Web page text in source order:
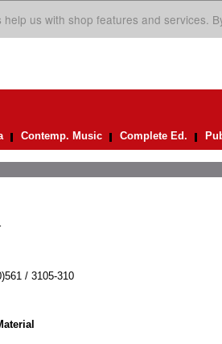
us with shop features and services.
Contemp. Music Complete Ed.
/ 3105-310